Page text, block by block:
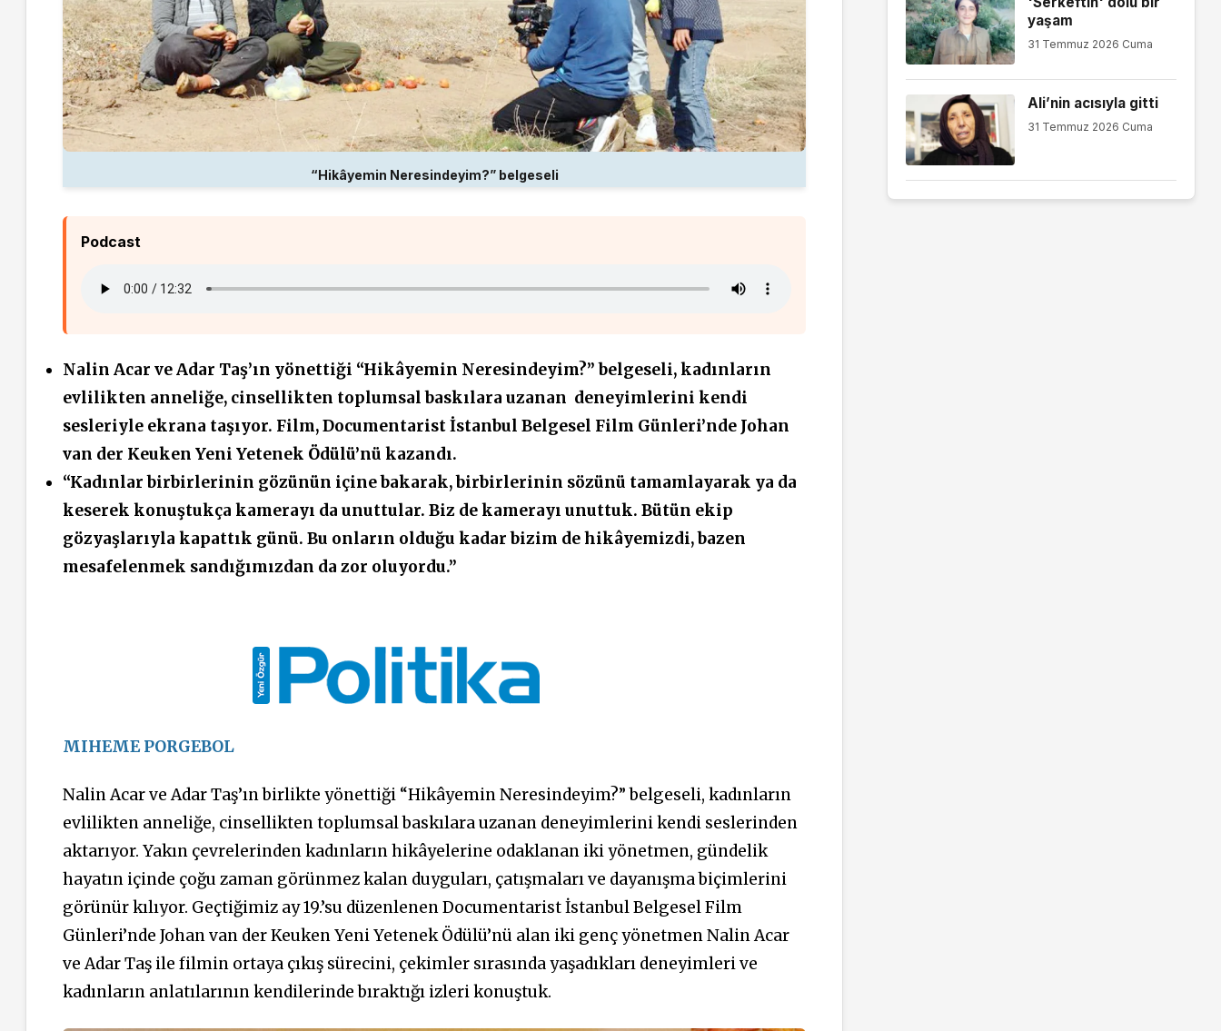
“Hikâyemin Neresindeyim?” belgeseli
Podcast
Nalin Acar ve Adar Taş’ın yönettiği “Hikâyemin Neresindeyim?” belgeseli, kadınların
evlilikten anneliğe, cinsellikten toplumsal baskılara uzanan deneyimlerini kendi
sesleriyle ekrana taşıyor. Film, Documentarist İstanbul Belgesel Film Günleri’nde Johan
van der Keuken Yeni Yetenek Ödülü’nü kazandı.
“Kadınlar birbirlerinin gözünün içine bakarak, birbirlerinin sözünü tamamlayarak ya da
keserek konuştukça kamerayı da unuttular. Biz de kamerayı unuttuk. Bütün ekip
gözyaşlarıyla kapattık günü. Bu onların olduğu kadar bizim de hikâyemizdi, bazen
mesafelenmek sandığımızdan da zor oluyordu.”
MIHEME PORGEBOL
Nalin Acar ve Adar Taş’ın birlikte yönettiği “Hikâyemin Neresindeyim?” belgeseli, kadınların
evlilikten anneliğe, cinsellikten toplumsal baskılara uzanan deneyimlerini kendi seslerinden
aktarıyor. Yakın çevrelerinden kadınların hikâyelerine odaklanan iki yönetmen, gündelik
hayatın içinde çoğu zaman görünmez kalan duyguları, çatışmaları ve dayanışma biçimlerini
görünür kılıyor. Geçtiğimiz ay 19.’su düzenlenen Documentarist İstanbul Belgesel Film
Günleri’nde Johan van der Keuken Yeni Yetenek Ödülü’nü alan iki genç yönetmen Nalin Acar
ve Adar Taş ile filmin ortaya çıkış sürecini, çekimler sırasında yaşadıkları deneyimleri ve
kadınların anlatılarının kendilerinde bıraktığı izleri konuştuk.
yaşam
31 Temmuz 2026 Cuma
Ali’nin acısıyla gitti
31 Temmuz 2026 Cuma